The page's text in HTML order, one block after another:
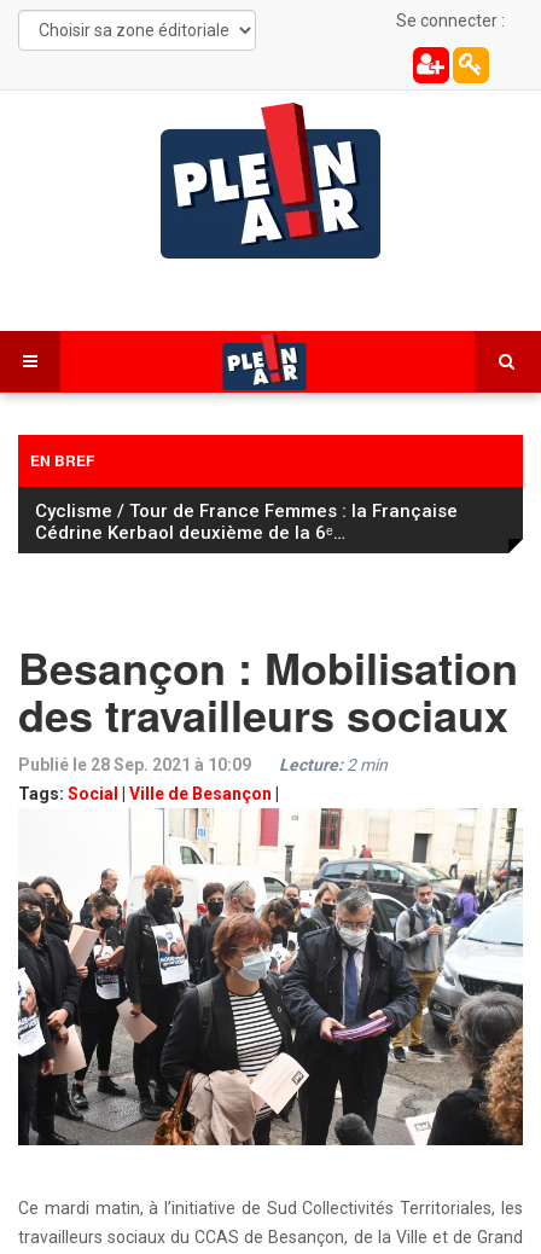
Se connecter :
EN BREF
Cyclisme / Tour de France Femmes : la Française
Cédrine Kerbaol deuxième de la 6ᵉ…
Besançon : Mobilisation
des travailleurs sociaux
Publié le 28 Sep. 2021 à 10:09
Tags: Social Ville de Besançon
Lecture: 2min
Ce mardi matin, à l’initiative de Sud Collectivités Territoriales, les
travailleurs sociaux du CCAS de Besançon, de la Ville et de Grand